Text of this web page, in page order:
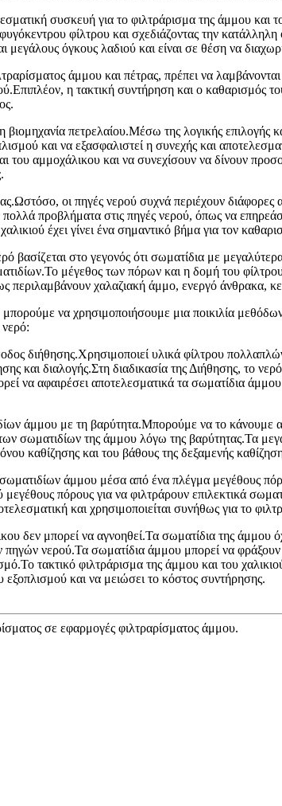
συσκευή για το φιλτράρισμα της άμμου και
φίλτρου και σχεδιάζοντας την
μεγάλους όγκους λαδιού και είναι σε θέση να
άμμου και πέτρας, πρέπει να
η τακτική συντήρηση και ο καθαρισμός
πετρελαίου.Μέσω της λογικής επιλογής
και να εξασφαλιστεί η συνεχής και
αμμοχάλικου και να συνεχίσουν να δίνουν
οι πηγές νερού συχνά περιέχουν διάφορες
προβλήματα στις πηγές νερού, όπως να
έχει γίνει ένα σημαντικό βήμα για τον
βασίζεται στο γεγονός ότι σωματίδια με
μέγεθος των πόρων και η δομή του
περιλαμβάνουν χαλαζιακή άμμο, ενεργό άνθρακα,
να χρησιμοποιήσουμε μια ποικιλία
διήθησης.Χρησιμοποιεί υλικά φίλτρου
και διαλογής.Στη διαδικασία της Διήθησης, το
να αφαιρέσει αποτελεσματικά τα σωματίδια
άμμου με τη βαρύτητα.Μπορούμε να το κάνουμε
σωματιδίων της άμμου λόγω της βαρύτητας.Τα
καθίζησης και του βάθους της δεξαμενής
σωματιδίων άμμου μέσα από ένα πλέγμα μεγέθους
πόρους για να φιλτράρουν επιλεκτικά
και χρησιμοποιείται συνήθως για το
δεν μπορεί να αγνοηθεί.Τα σωματίδια της άμμου
πηγών νερού.Τα σωματίδια άμμου μπορεί να
τακτικό φιλτράρισμα της άμμου και του
εξοπλισμού και να μειώσει το κόστος συντήρησης.
σε εφαρμογές φιλτραρίσματος άμμου.